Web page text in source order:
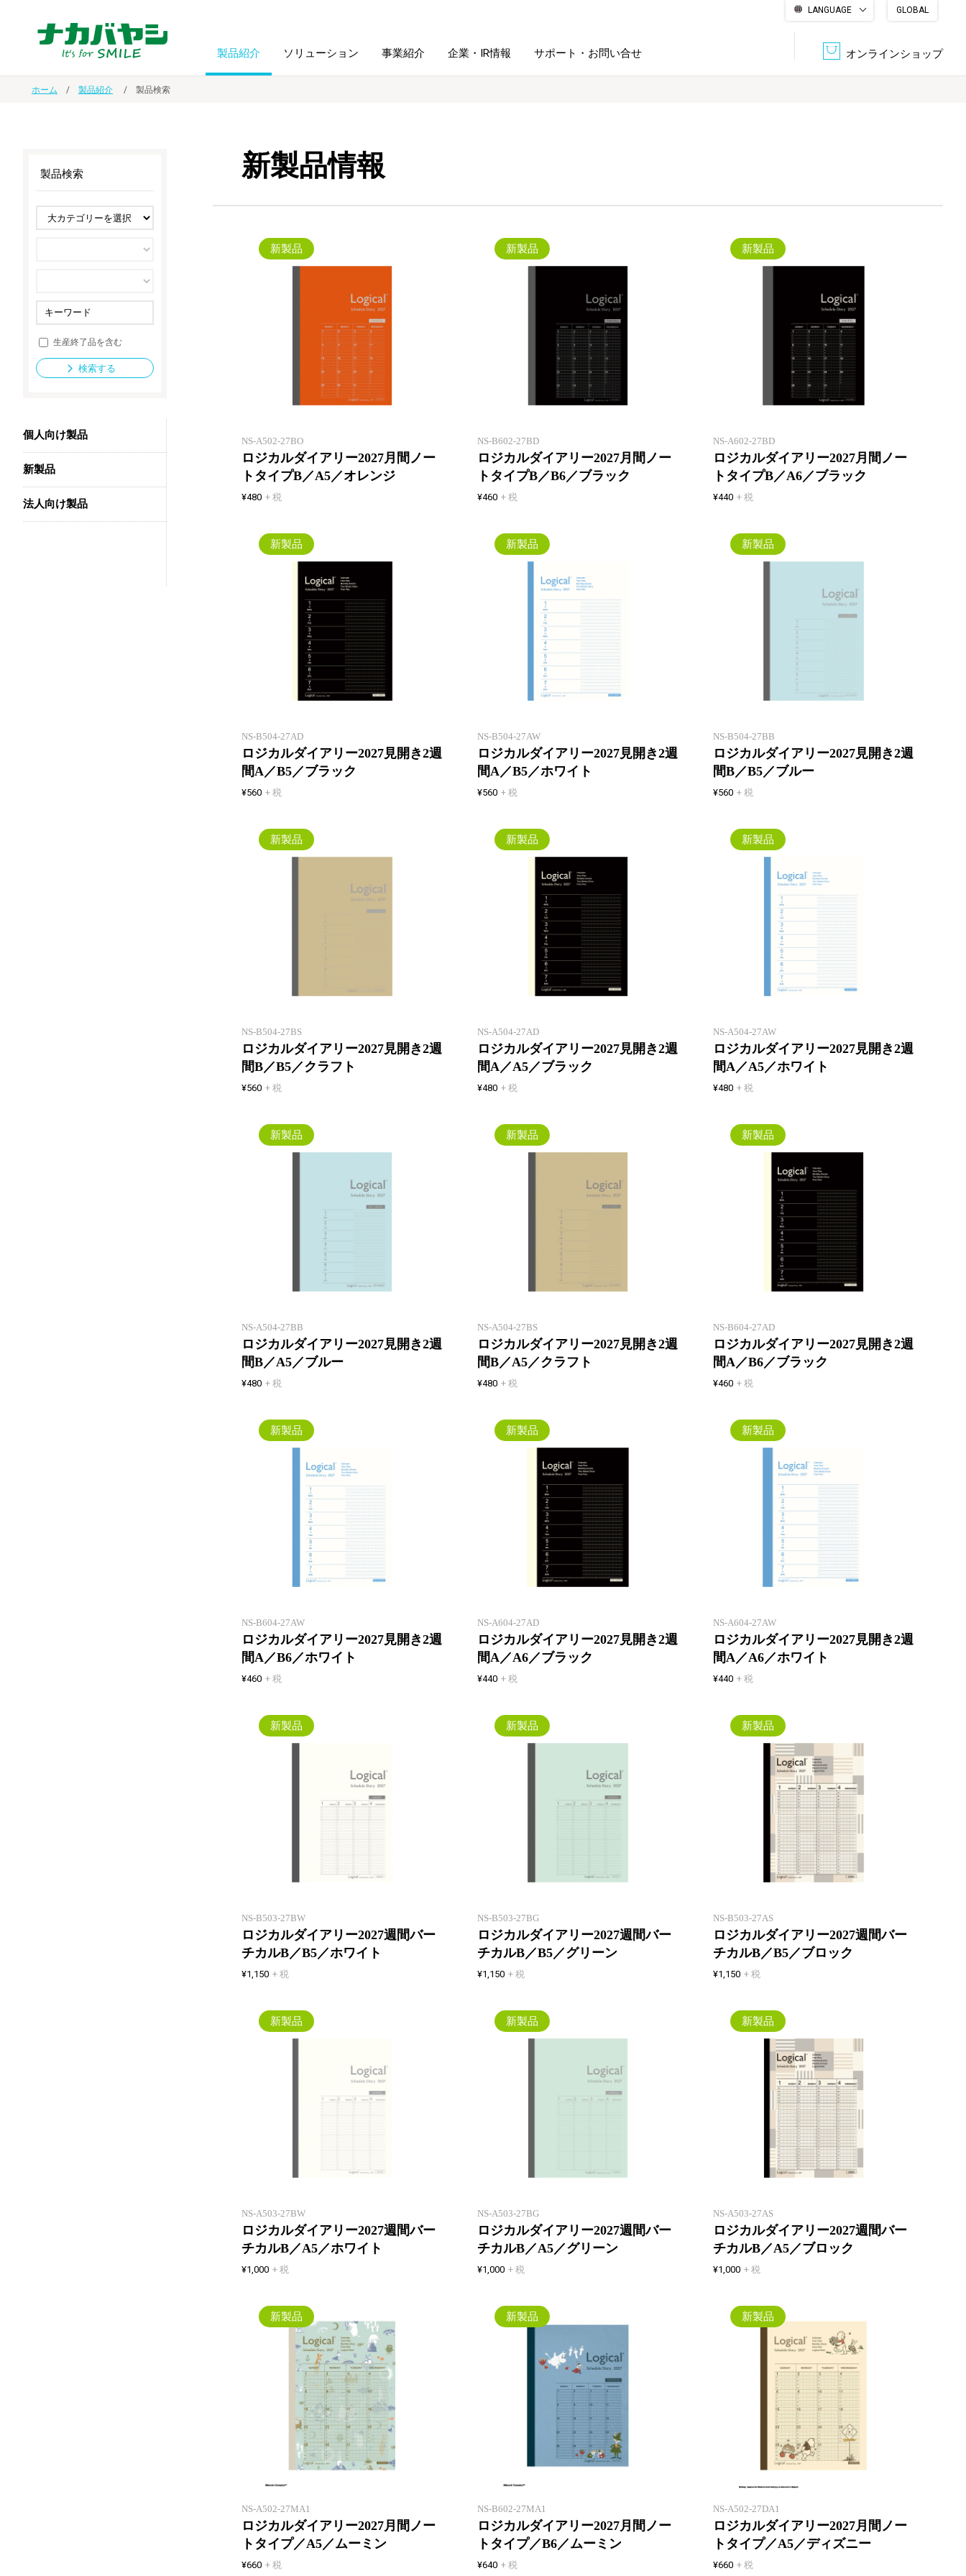
LANGUAGE
GLOBAL
オンラインショップ
製品紹介
ノート・紙製品
スマートフォン・
ゲーム関連 デジタルカメラ関連
学童用品
法人向け製品
ソリューション
オーダー手帳・ノベルティ制作 学校ソリューション
ドキュメントスキャニングサービス
事業紹介 企業・IR情報
IR情報 沿革
サステナビリティ
サポート・お問い合せ
ホーム 製品紹介 製品検索
新製品情報
新製品
NS-A502-27BO
ロジカルダイアリー2027月間ノー
トタイプB／A5／オレンジ
一年間安心して使えるロジカルダ
イアリー。1 冊目にも2 冊目に
¥480 + 税
新製品
NS-B602-27BD
ロジカルダイアリー2027月間ノー
トタイプB／B6／ブラック
一年間安心して使えるロジカルダ
イアリー。1 冊目にも2 冊目に
¥460 + 税
新製品
NS-A602-27BD
ロジカルダイアリー2027月間ノー
トタイプB／A6／ブラック
¥440 + 税
新製品
NS-B504-27AD
ロジカルダイアリー2027見開き2週
間A／B5／ブラック
薄いウィークリー！見開き2週間
でマンスリーと同じページ数！一
年間、マンスリーとの併用でスケ
¥560 + 税
新製品
NS-B504-27AW
ロジカルダイアリー2027見開き2週
間A／B5／ホワイト
薄いウィークリー！見開き2週間
でマンスリーと同じページ数！一
年間、マンスリーとの併用でスケ
¥560 + 税
新製品
NS-B504-27BB
ロジカルダイアリー2027見開き2週
間B／B5／ブルー
¥560 + 税
新製品
NS-B504-27BS
ロジカルダイアリー2027見開き2週
間B／B5／クラフト
薄いウィークリー！見開き2週間
でマンスリーと同じページ数！一
年間、マンスリーとの併用でスケ
¥560 + 税
新製品
NS-A504-27AD
ロジカルダイアリー2027見開き2週
間A／A5／ブラック
薄いウィークリー！見開き2週間
でマンスリーと同じページ数！一
年間、マンスリーとの併用でスケ
¥480 + 税
新製品
NS-A504-27AW
ロジカルダイアリー2027見開き2週
間A／A5／ホワイト
¥480 + 税
新製品
NS-A504-27BB
ロジカルダイアリー2027見開き2週
間B／A5／ブルー
薄いウィークリー！見開き2週間
でマンスリーと同じページ数！一
年間、マンスリーとの併用でスケ
¥480 + 税
新製品
NS-A504-27BS
ロジカルダイアリー2027見開き2週
間B／A5／クラフト
薄いウィークリー！見開き2週間
でマンスリーと同じページ数！一
年間、マンスリーとの併用でスケ
¥480 + 税
新製品
NS-B604-27AD
ロジカルダイアリー2027見開き2週
間A／B6／ブラック
¥460 + 税
新製品
NS-B604-27AW
ロジカルダイアリー2027見開き2週
間A／B6／ホワイト
薄いウィークリー！見開き2週間
でマンスリーと同じページ数！一
年間、マンスリーとの併用でスケ
¥460 + 税
新製品
NS-A604-27AD
ロジカルダイアリー2027見開き2週
間A／A6／ブラック
薄いウィークリー！見開き2週間
でマンスリーと同じページ数！一
年間、マンスリーとの併用でスケ
¥440 + 税
新製品
NS-A604-27AW
ロジカルダイアリー2027見開き2週
間A／A6／ホワイト
¥440 + 税
新製品
NS-B503-27BW
ロジカルダイアリー2027週間バー
チカルB／B5／ホワイト
ウィークリー見開き1週間+翌週表
¥1,150 + 税
新製品
NS-B503-27BG
ロジカルダイアリー2027週間バー
チカルB／B5／グリーン
ウィークリー見開き1週間+翌週表
示！ カレンダーと同じ日曜始まり
¥1,150 + 税
新製品
NS-B503-27AS
ロジカルダイアリー2027週間バー
チカルB／B5／ブロック
¥1,150 + 税
新製品
NS-A503-27BW
ロジカルダイアリー2027週間バー
チカルB／A5／ホワイト
¥1,000 + 税
新製品
NS-A503-27BG
ロジカルダイアリー2027週間バー
チカルB／A5／グリーン
ウィークリー見開き1週間+翌週表
示！ カレンダーと同じ日曜始まり
¥1,000 + 税
新製品
NS-A503-27AS
ロジカルダイアリー2027週間バー
チカルB／A5／ブロック
¥1,000 + 税
新製品
NS-A502-27MA1
ロジカルダイアリー2027月間ノー
トタイプ／A5／ムーミン
ロジカルノートタイプのスケジュ
ール帳！ ムーミンの表紙デザイ
¥660 + 税
新製品
NS-B602-27MA1
ロジカルダイアリー2027月間ノー
トタイプ／B6／ムーミン
ロジカルノートタイプのスケジュ
ール帳！ ムーミンの表紙デザイ
¥640 + 税
新製品
NS-A502-27DA1
ロジカルダイアリー2027月間ノー
トタイプ／A5／ディズニー
¥660 + 税
製品検索
生産終了品を含む
検索する
個人向け製品
新製品
法人向け製品